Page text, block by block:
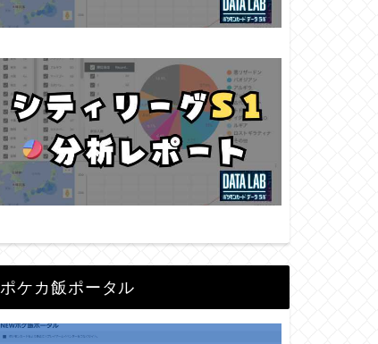
ポケカ飯ポータル